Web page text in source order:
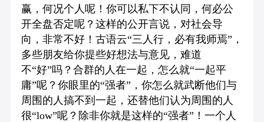
赢，何况个人呢！你可以私下不认同，何必公
开全盘否定呢？这样的公开言说，对社会导
向，非常不好！古语云“三人行，必有我师焉”，
多些朋友给你提些好想法与意见，难道
不“好”吗？合群的人在一起，怎么就“一起平
庸”呢？你眼里的“强者”，你怎么就武断他们与
周围的人搞不到一起，还替他们认为周围的人
很“low”呢？除非你就是这样的“强者”！一个人